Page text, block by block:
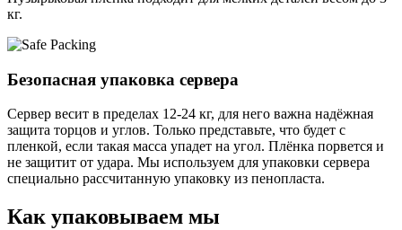
кг.
Безопасная упаковка сервера
Сервер весит в пределах 12-24 кг, для него важна надёжная
защита торцов и углов. Только представьте, что будет с
пленкой, если такая масса упадет на угол. Плёнка порвется и
не защитит от удара. Мы используем для упаковки сервера
специально расcчитанную упаковку из пенопласта.
Как упаковываем мы